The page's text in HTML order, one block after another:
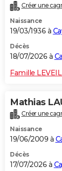
Créer une
Naissance
19/03/1936 à
Décès
18/07/2026 à
Famille
Mathias
Créer une
Naissance
19/06/2009 à
Décès
17/07/2026 à